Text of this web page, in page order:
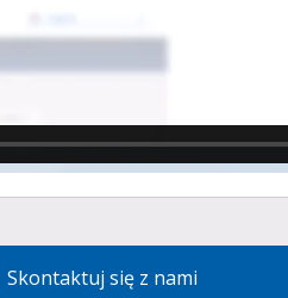
Skontaktuj się z nami